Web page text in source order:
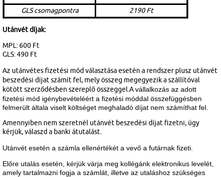
GLS csomagpontra
2190 Ft
Utánvét díjak:
MPL: 600 Ft
GLS: 490 Ft
Az utánvétes fizetési mód választása esetén a rendszer plusz utánvét
beszedési díjat számít fel, melyösszeg megegyezika szállítóval
kötött szerződésben szereplő összeggel.A vállalkozás az adott
fizetési mód igénybevételéért a fizetési móddal összefüggésben
felmerült általa viselt költséget meghaladó díjat nem számíthat fel.
Amennyiben nem szeretnél utánvét beszedési díjat fizetni, úgy
kérjük, válaszd a banki átutalást.
Utánvét esetén a számla ellenértékét a vevő a futárnak fizeti.
Előre utalás esetén, kérjük várja meg kollégánk elektronikus levelét,
amely tartalmazni fogja a számlát, illetve az utaláshoz szükséges